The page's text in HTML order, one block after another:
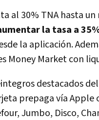
al 30% TNA hasta
la tasa a
la aplicación.
Money Market con
destacados
prepaga vía Apple
Jumbo, Disco,